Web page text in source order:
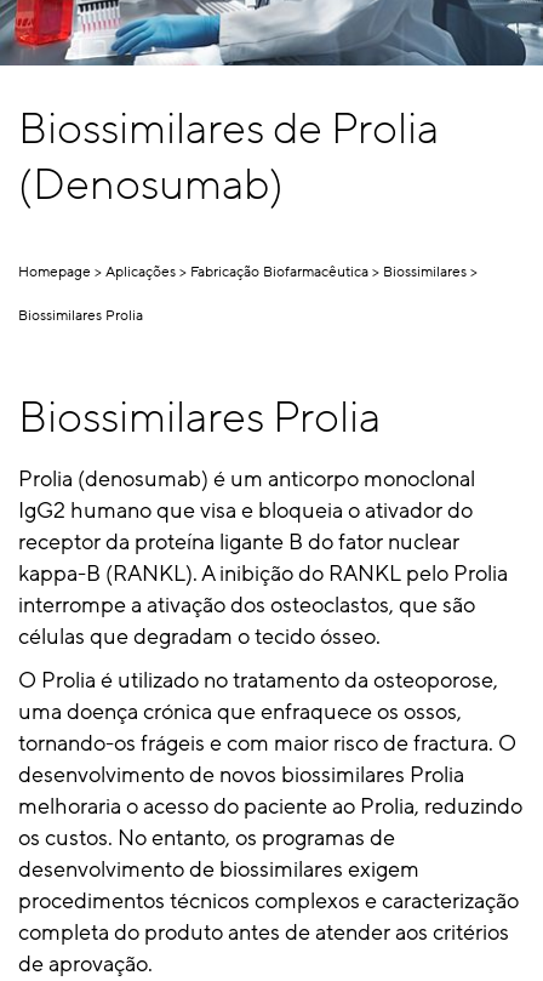
Biossimilares de Prolia
(Denosumab)
Homepage Aplicações Fabricação Biofarmacêutica Biossimilares
Biossimilares Prolia
Biossimilares Prolia
Prolia (denosumab) é um anticorpo monoclonal
IgG2 humano que visa e bloqueia o ativador do
receptor da proteína ligante B do fator nuclear
kappa-B (RANKL). A inibição do RANKL pelo Prolia
interrompe a ativação dos osteoclastos, que são
células que degradam o tecido ósseo.
O Prolia é utilizado no tratamento da osteoporose,
uma doença crónica que enfraquece os ossos,
tornando-os frágeis e com maior risco de fractura. O
desenvolvimento de novos biossimilares Prolia
melhoraria o acesso do paciente ao Prolia, reduzindo
os custos. No entanto, os programas de
desenvolvimento de biossimilares exigem
procedimentos técnicos complexos e caracterização
completa do produto antes de atender aos critérios
de aprovação.